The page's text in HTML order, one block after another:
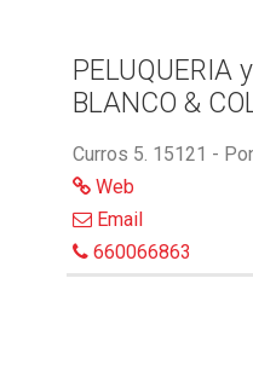
PELUQUERIA
BLANCO &
Curros 5. 15121 -
Web
Email
660066863